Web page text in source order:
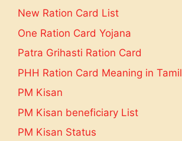
New Ration Card List
One Ration Card Yojana
Patra Grihasti Ration Card
PHH Ration Card Meaning in Tamil
PM Kisan
PM Kisan beneficiary List
PM Kisan Status